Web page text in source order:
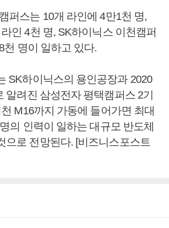
퍼스는 10개 라인에 4만1천 명,
인 4천 명, SK하이닉스 이천캠퍼
천 명이 일하고 있다.
SK하이닉스의 용인공장과 2020
알려진 삼성전자 평택캠퍼스 2기
M16까지 가동에 들어가면 최대
의 인력이 일하는 대규모 반도체
으로 전망된다. [비즈니스포스트